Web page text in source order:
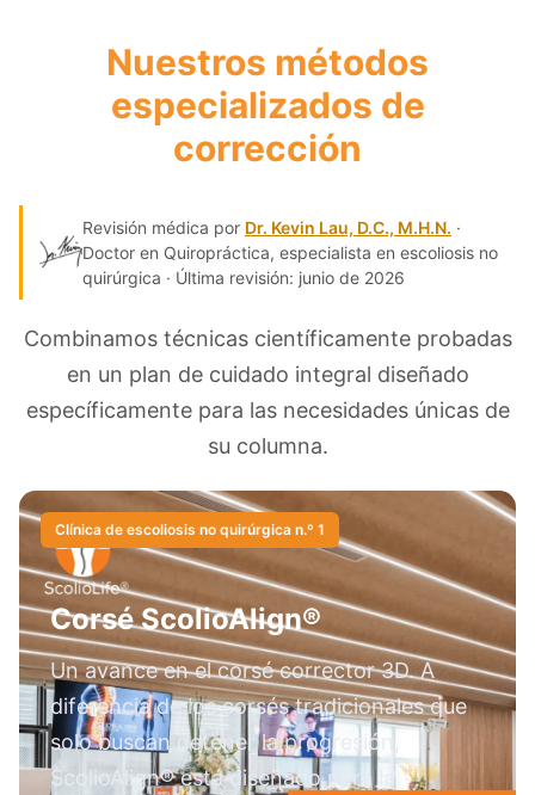
Nuestros métodos
especializados de
corrección
Revisión médica por Dr. Kevin Lau, D.C., M.H.N. ·
Doctor en Quiropráctica, especialista en escoliosis no
quirúrgica · Última revisión: junio de 2026
Combinamos técnicas científicamente probadas
en un plan de cuidado integral diseñado
específicamente para las necesidades únicas de
su columna.
Clínica de escoliosis no quirúrgica n.º 1
Corsé ScolioAlign®
Un avance en el corsé corrector 3D. A
diferencia de los corsés tradicionales que
solo buscan detener la progresión,
ScolioAlign® está diseñado para la